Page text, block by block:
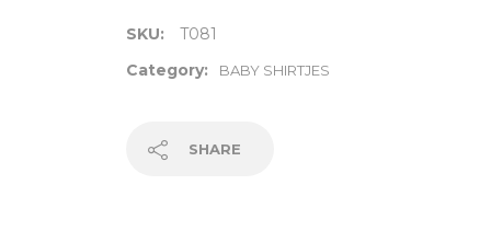
SKU:
T081
Category:
BABY SHIRTJES
SHARE